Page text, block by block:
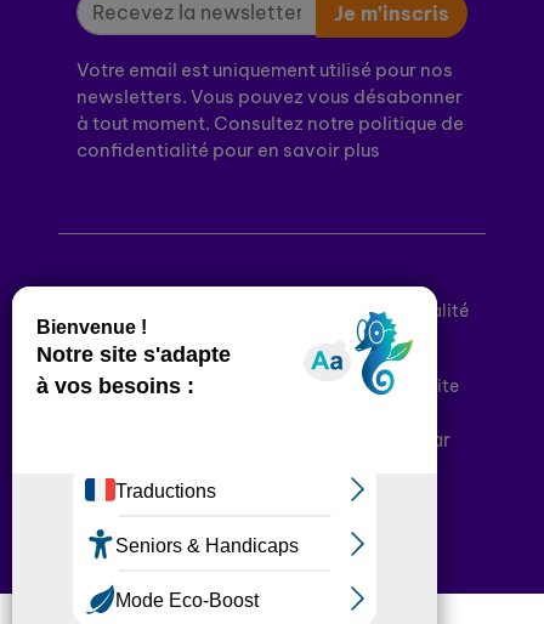
Je m’inscris
Votre email est uniquement utilisé pour nos
newsletters. Vous pouvez vous désabonner
à tout moment. Consultez notre politique de
confidentialité pour en savoir plus
Politique de confidentialité
Conditions générales d’utilisation
Déclaration d’accessibilité
Plan du site
Plateforme développée en France par